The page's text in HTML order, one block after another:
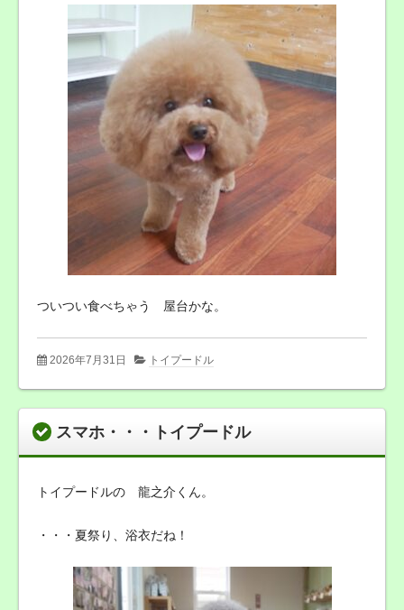
ついつい食べちゃう 屋台かな。
2026年7月31日 トイプードル
スマホ・・・トイプードル
トイプードルの 龍之介くん。
・・・夏祭り、浴衣だね！